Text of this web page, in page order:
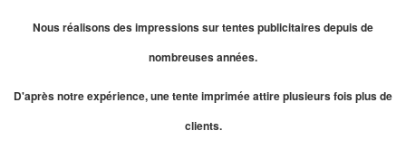
Nous réalisons des impressions sur tentes publicitaires depuis de
nombreuses années.
D'après notre expérience, une tente imprimée attire plusieurs fois plus de
clients.